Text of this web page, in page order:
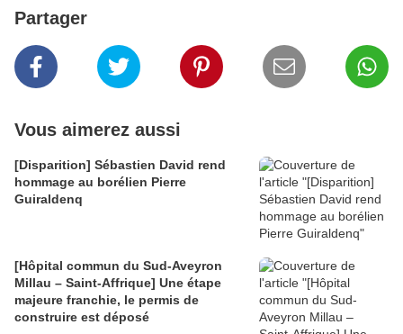
Partager
Vous aimerez aussi
[Disparition] Sébastien David rend
hommage au borélien Pierre
Guiraldenq
[Hôpital commun du Sud-Aveyron
Millau – Saint-Affrique] Une étape
majeure franchie, le permis de
construire est déposé